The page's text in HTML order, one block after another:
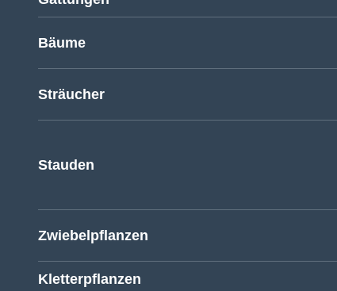
Bäume
Sträucher
Stauden
Zwiebelpflanzen
Kletterpflanzen